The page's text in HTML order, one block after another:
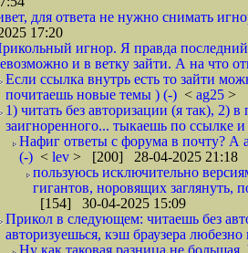
для ответа не нужно снимать
17:20
игнор. Я правда последний
и в ветку зайти. А на что
Если ссылка внутрь есть то зайти
почитаешь новые темы ) (-) < ag25 >
1) читать без авторизации (я так), 2)
заигноренного... тыкаешь по ссылке
Нафиг ответы с форума в почту? А
(-) < lev > [200] 28-04-2025 21:18
пользуюсь исключительно
гигантов, норовящих заглянуть,
[154] 30-04-2025 15:09
Прикол в следующем: читаешь без
авторизуешься, кэш браузера
Ну как таковая разница не